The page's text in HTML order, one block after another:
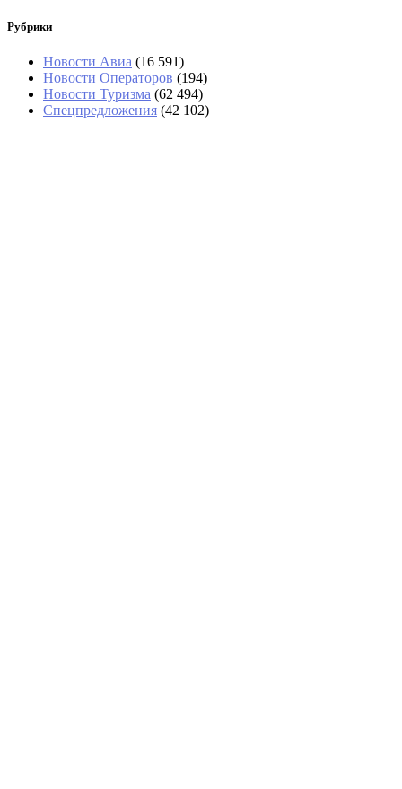
Рубрики
Новости Авиа (16 591)
Новости Операторов (194)
Новости Туризма (62 494)
Спецпредложения (42 102)